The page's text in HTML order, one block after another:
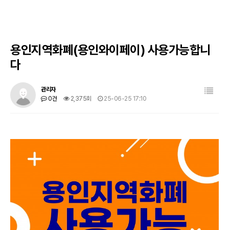
용인지역화폐(용인와이페이) 사용가능합니
다
관리자
0건
2,375회 25-06-25 17:10